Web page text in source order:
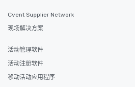
Cvent Supplier Network
现场解决方案
活动管理软件
活动注册软件
移动活动应用程序